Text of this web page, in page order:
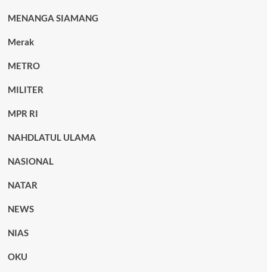
MENANGA SIAMANG
Merak
METRO
MILITER
MPR RI
NAHDLATUL ULAMA
NASIONAL
NATAR
NEWS
NIAS
OKU